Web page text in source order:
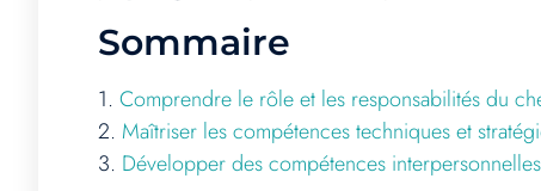
Sommaire
1. Comprendre le rôle et les responsabilités du
2. Maîtriser les compétences techniques et
3. Développer des compétences